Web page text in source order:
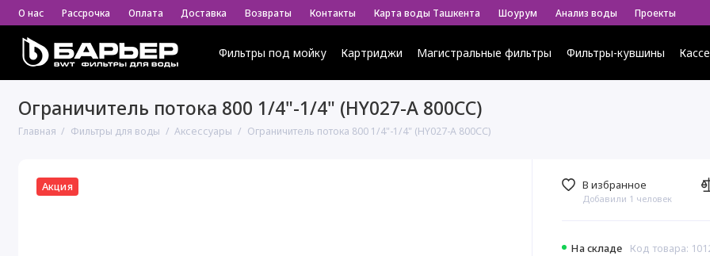
О нас Рассрочка Оплата Доставка Возвраты Контакты Карта воды Ташкента Шоурум Анализ воды Проекты
Фильтры под мойку Картриджи Магистральные фильтры Фильтры-кувшины
Ограничитель потока 800 1/4"-1/4" (HY027-A 800CC)
Главная Фильтры для воды Аксессуары Ограничитель потока 800 1/4"-1/4" (HY027-A 800CC)
Акция
На складе Код товара:
В избранное
Добавили 1 человек